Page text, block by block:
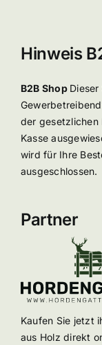
Hinweis
B2B Shop
der gesetzlichen
Kasse
wird für Ihre
ausgeschlossen.
Partner
Kaufen Sie jetzt
aus Holz direkt